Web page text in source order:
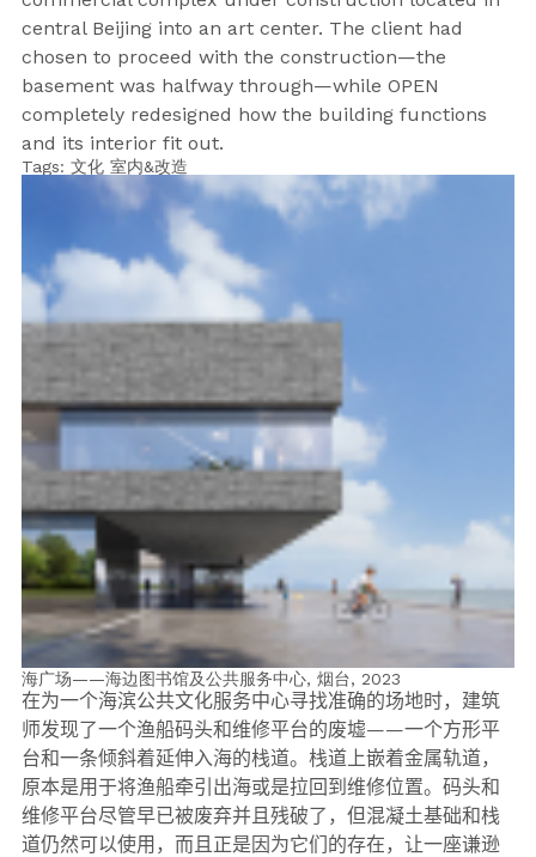
central Beijing into an art center. The client had
chosen to proceed with the construction—the
basement was halfway through—while OPEN
completely redesigned how the building functions
and its interior fit out.
Tags: 文化 室内&改造
海广场——海边图书馆及公共服务中心, 烟台, 2023
在为一个海滨公共文化服务中心寻找准确的场地时，建筑
师发现了一个渔船码头和维修平台的废墟——一个方形平
台和一条倾斜着延伸入海的栈道。栈道上嵌着金属轨道，
原本是用于将渔船牵引出海或是拉回到维修位置。码头和
维修平台尽管早已被废弃并且残破了，但混凝土基础和栈
道仍然可以使用，而且正是因为它们的存在，让一座谦逊